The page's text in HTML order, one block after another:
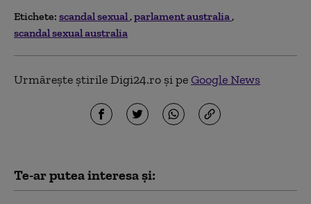
Etichete: scandal sexual parlament australia
scandal sexual australia
Urmărește știrile Digi24.ro și peGoogle News
Te-ar putea interesa și: